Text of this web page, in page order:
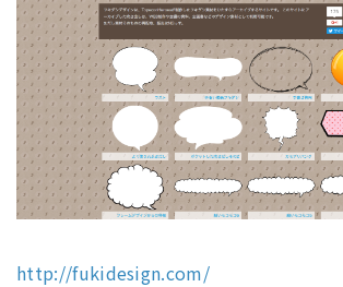
http://fukidesign.com/